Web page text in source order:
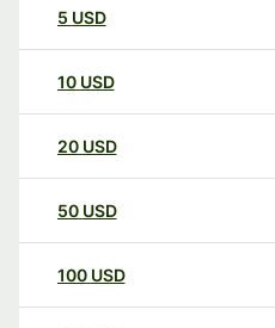
5 USD
10 USD
20 USD
50 USD
100 USD